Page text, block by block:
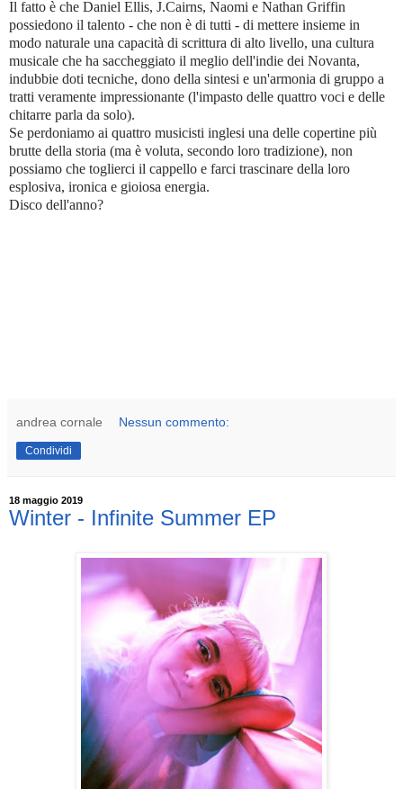
Il fatto è che Daniel Ellis, J.Cairns, Naomi e Nathan Griffin
possiedono il talento - che non è di tutti - di mettere insieme in
modo naturale una capacità di scrittura di alto livello, una cultura
musicale che ha saccheggiato il meglio dell'indie dei Novanta,
indubbie doti tecniche, dono della sintesi e un'armonia di gruppo a
tratti veramente impressionante (l'impasto delle quattro voci e delle
chitarre parla da solo).
Se perdoniamo ai quattro musicisti inglesi una delle copertine più
brutte della storia (ma è voluta, secondo loro tradizione), non
possiamo che toglierci il cappello e farci trascinare della loro
esplosiva, ironica e gioiosa energia.
Disco dell'anno?
andrea cornale Nessun commento:
Condividi
18 maggio 2019
Winter - Infinite Summer EP